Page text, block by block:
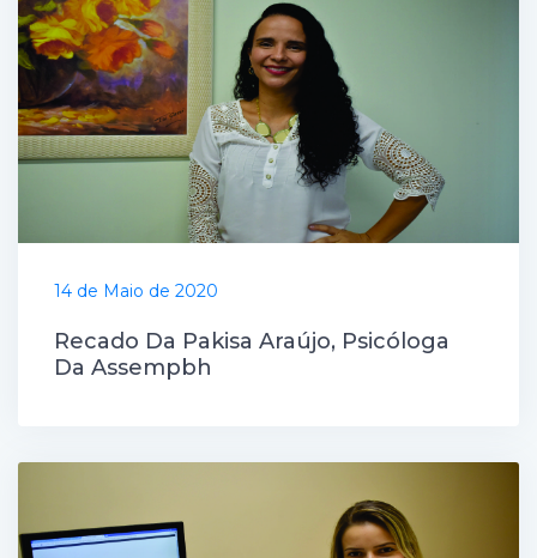
14 de Maio de 2020
Recado Da Pakisa Araújo, Psicóloga
Da Assempbh